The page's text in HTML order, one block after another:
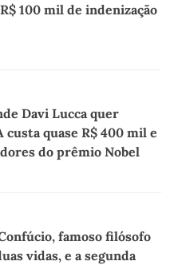
100 mil de indenização
Davi Lucca quer
custa quase R$ 400 mil e
do prêmio Nobel
famoso filósofo
vidas, e a segunda